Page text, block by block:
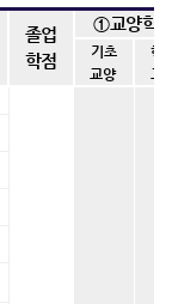
졸업
학점
①교양학
기초
교양
핵
교